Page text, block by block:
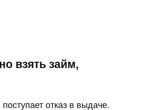
взять займ,
отказ в выдаче.